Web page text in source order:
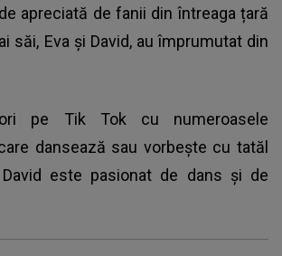
apreciată de fanii din întreaga țară
săi, Eva și David, au împrumutat din
pe Tik Tok cu numeroasele
dansează sau vorbește cu tatăl
este pasionat de dans și de